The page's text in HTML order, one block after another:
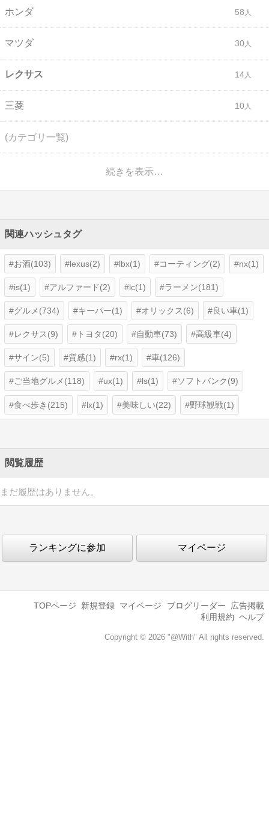
ホンダ 58
マツダ 30
レクサス 14
三菱 10
(カテゴリ一覧)
続きを表示…
関連ハッシュタグ
お酒(103) lexus(2) lbx(1) コーティング(2) nx(1)
is(1) アルファード(2) lc(1) ラーメン(181)
グルメ(734) キーパー(1) オリックス(6) 良い車(1)
レクサス(9) トヨタ(20) 自動車(73) 高級車(4)
サイン(5) 質感(1) rx(1) 車(126)
ご当地グルメ(118) ux(1) ls(1) ソフトバンク(9)
食べ歩き(215) lx(1) 美味しい(22) 野球観戦(1)
閲覧履歴
まだ履歴はありません。
ランキングに参加 マイページ
TOPページ 新規登録 マイページ ブログリーダー
広告掲載
利用規約 ヘルプ
Copyright © 2026 "@With" All rights reserved.